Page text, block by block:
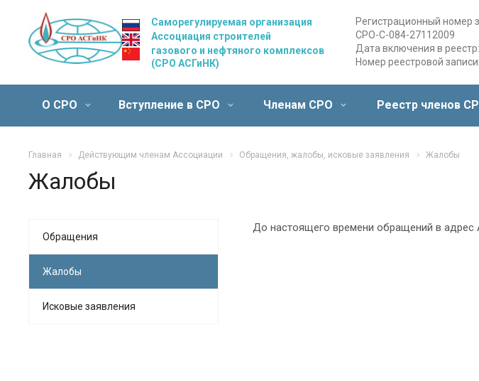
Саморегулируемая организация
Ассоциация строителей
газового и нефтяного комплексов
(СРО АСГиНК)
Регистрационный номер
СРО-С-084-27112009
Дата включения в
Номер реестровой
О СРО Вступление в СРО Членам СРО Реестр членов
Главная Действующим членам Ассоциации Обращения, жалобы, исковые заявления Жалобы
Жалобы
До настоящего времени обращений в адрес
Обращения
Жалобы
Исковые заявления